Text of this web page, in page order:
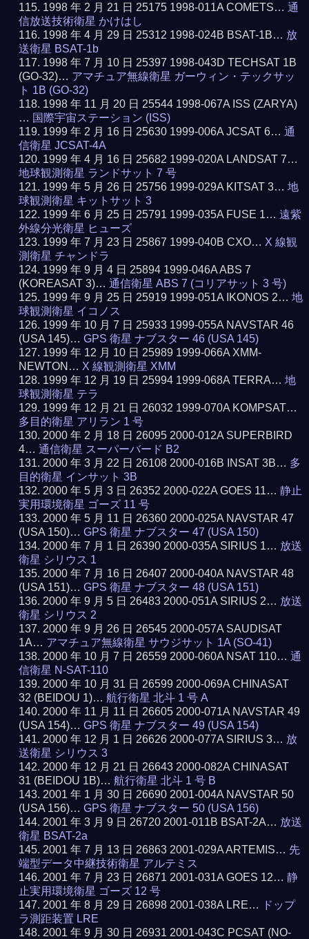
1998 年 2 月 21 日 25175 1998-011A COMETS…通
信放送技術衛星 かけはし
1998 年 4 月 29 日 25312 1998-024B BSAT-1B… 放
送衛星 BSAT-1b
1998 年 7 月 10 日 25397 1998-043D TECHSAT 1B
(GO-32)… アマチュア無線衛星 ガーウィン・テックサッ
ト 1B (GO-32)
1998 年 11 月 20 日 25544 1998-067A ISS (ZARYA)
… 国際宇宙ステーション (ISS)
1999 年 2 月 16 日 25630 1999-006A JCSAT 6…通
信衛星 JCSAT-4A
1999 年 4 月 16 日 25682 1999-020A LANDSAT 7…
地球観測衛星 ランドサット 7 号
1999 年 5 月 26 日 25756 1999-029A KITSAT 3…地
球観測衛星 キットサット 3
1999 年 6 月 25 日 25791 1999-035A FUSE 1…遠紫
外線分光衛星 ヒューズ
1999 年 7 月 23 日 25867 1999-040B CXO… X 線観
測衛星 チャンドラ
1999 年 9 月 4 日 25894 1999-046A ABS 7
(KOREASAT 3)…通信衛星 ABS 7 (コリアサット 3 号)
1999 年 9 月 25 日 25919 1999-051A IKONOS 2…地
球観測衛星 イコノス
1999 年 10 月 7 日 25933 1999-055A NAVSTAR 46
(USA 145)…GPS 衛星 ナブスター 46 (USA 145)
1999 年 12 月 10 日 25989 1999-066A XMM-
NEWTON… X 線観測衛星 XMM
1999 年 12 月 19 日 25994 1999-068A TERRA…地
球観測衛星 テラ
1999 年 12 月 21 日 26032 1999-070A KOMPSAT…
多目的衛星 アリラン 1 号
2000 年 2 月 18 日 26095 2000-012A SUPERBIRD
4…通信衛星 スーパーバード B2
2000 年 3 月 22 日 26108 2000-016B INSAT 3B… 多
目的衛星 インサット 3B
2000 年 5 月 3 日 26352 2000-022A GOES 11…静止
実用環境衛星 ゴーズ 11 号
2000 年 5 月 11 日 26360 2000-025A NAVSTAR 47
(USA 150)…GPS 衛星 ナブスター 47 (USA 150)
2000 年 7 月 1 日 26390 2000-035A SIRIUS 1… 放送
衛星 シリウス 1
2000 年 7 月 16 日 26407 2000-040A NAVSTAR 48
(USA 151)…GPS 衛星 ナブスター 48 (USA 151)
2000 年 9 月 5 日 26483 2000-051A SIRIUS 2… 放送
衛星 シリウス 2
2000 年 9 月 26 日 26545 2000-057A SAUDISAT
1A… アマチュア無線衛星 サウジサット 1A (SO-41)
2000 年 10 月 7 日 26559 2000-060A NSAT 110…通
信衛星 N-SAT-110
2000 年 10 月 31 日 26599 2000-069A CHINASAT
32 (BEIDOU 1)…航行衛星 北斗 1 号 A
2000 年 11 月 11 日 26605 2000-071A NAVSTAR 49
(USA 154)…GPS 衛星 ナブスター 49 (USA 154)
2000 年 12 月 1 日 26626 2000-077A SIRIUS 3… 放
送衛星 シリウス 3
2000 年 12 月 21 日 26643 2000-082A CHINASAT
31 (BEIDOU 1B)…航行衛星 北斗 1 号 B
2001 年 1 月 30 日 26690 2001-004A NAVSTAR 50
(USA 156)…GPS 衛星 ナブスター 50 (USA 156)
2001 年 3 月 9 日 26720 2001-011B BSAT-2A… 放送
衛星 BSAT-2a
2001 年 7 月 13 日 26863 2001-029A ARTEMIS… 先
端型データ中継技術衛星 アルテミス
2001 年 7 月 23 日 26871 2001-031A GOES 12…静
止実用環境衛星 ゴーズ 12 号
2001 年 8 月 29 日 26898 2001-038A LRE…
ドップ
ラ測距装置 LRE
2001 年 9 月 30 日 26931 2001-043C PCSAT (NO-